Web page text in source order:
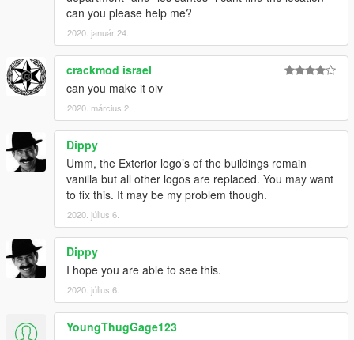
can you please help me?
2020. január 24.
crackmod israel
can you make it oiv
2020. március 2.
Dippy
Umm, the Exterior logo’s of the buildings remain
vanilla but all other logos are replaced. You may want
to fix this. It may be my problem though.
2020. július 6.
Dippy
I hope you are able to see this.
2020. július 6.
YoungThugGage123